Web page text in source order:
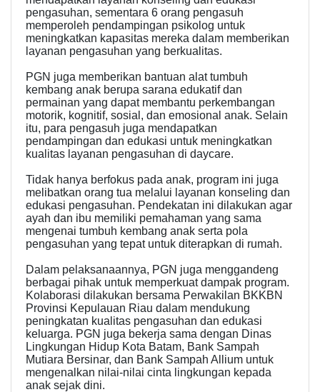
pengasuhan, sementara 6 orang pengasuh
memperoleh pendampingan psikolog untuk
meningkatkan kapasitas mereka dalam memberikan
layanan pengasuhan yang berkualitas.
PGN juga memberikan bantuan alat tumbuh
kembang anak berupa sarana edukatif dan
permainan yang dapat membantu perkembangan
motorik, kognitif, sosial, dan emosional anak. Selain
itu, para pengasuh juga mendapatkan
pendampingan dan edukasi untuk meningkatkan
kualitas layanan pengasuhan di daycare.
Tidak hanya berfokus pada anak, program ini juga
melibatkan orang tua melalui layanan konseling dan
edukasi pengasuhan. Pendekatan ini dilakukan agar
ayah dan ibu memiliki pemahaman yang sama
mengenai tumbuh kembang anak serta pola
pengasuhan yang tepat untuk diterapkan di rumah.
Dalam pelaksanaannya, PGN juga menggandeng
berbagai pihak untuk memperkuat dampak program.
Kolaborasi dilakukan bersama Perwakilan BKKBN
Provinsi Kepulauan Riau dalam mendukung
peningkatan kualitas pengasuhan dan edukasi
keluarga. PGN juga bekerja sama dengan Dinas
Lingkungan Hidup Kota Batam, Bank Sampah
Mutiara Bersinar, dan Bank Sampah Allium untuk
mengenalkan nilai-nilai cinta lingkungan kepada
anak sejak dini.